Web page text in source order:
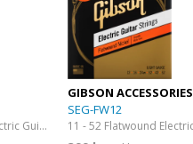
11 - 50 Vintage Reissue Electric Guitar Strings Medium
GIBSON ACCESSORIES
SEG-FW12